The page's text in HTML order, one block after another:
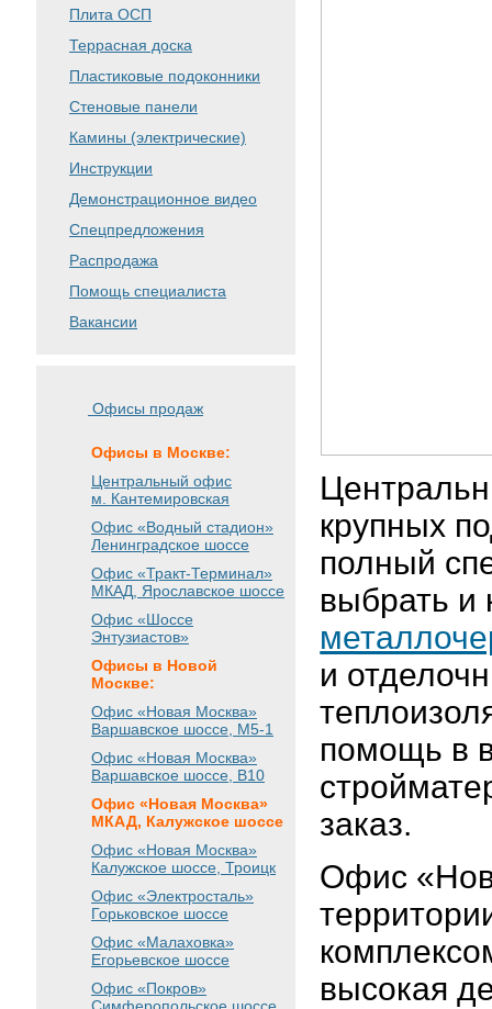
Плита ОСП
Террасная доска
Пластиковые подоконники
Стеновые панели
Камины (электрические)
Инструкции
Демонстрационное видео
Спецпредложения
Распродажа
Помощь специалиста
Вакансии
Офисы продаж
Офисы в Москве:
Центральный офис
м. Кантемировская
Офис «Водный стадион»
Ленинградское шоссе
Офис «Тракт-Терминал»
МКАД, Ярославское шоссе
Офис «Шоссе
Энтузиастов»
Офисы в Новой
Москве:
Офис «Новая Москва»
Варшавское шоссе , М5-1
Офис «Новая Москва»
Варшавское шоссе , B10
Офис «Новая Москва»
МКАД, Калужское шоссе
Офис «Новая Москва»
Калужское шоссе, Троицк
Офис «Электросталь»
Горьковское шоссе
Офис «Малаховка»
Егорьевское шоссе
Офис «Покров»
крупных
полный
выбрать и
и
помощь в
заказ.
Офис
высокая